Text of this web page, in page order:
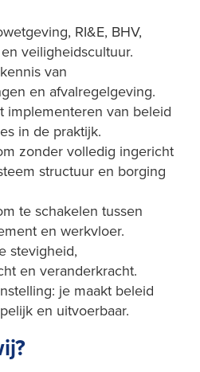
RI&E, BHV,
veiligheidscultuur.
van
en afvalregelgeving.
implementeren van beleid
in de praktijk.
zonder volledig ingericht
structuur en borging
te schakelen tussen
en werkvloer.
stevigheid,
en veranderkracht.
je maakt beleid
en uitvoerbaar.